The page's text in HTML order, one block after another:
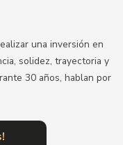
una inversión en
solidez, trayectoria y
30 años, hablan por